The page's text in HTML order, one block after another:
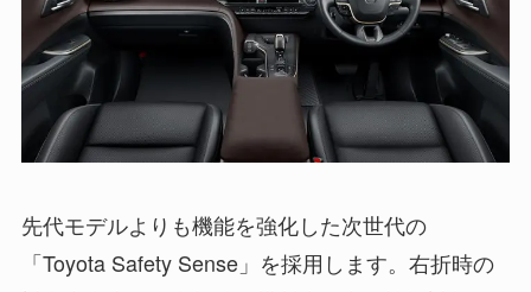
先代モデルよりも機能を強化した次世代の
「Toyota Safety Sense」を採用します。右折時の